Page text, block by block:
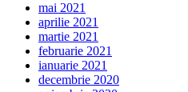
mai 2021
aprilie 2021
martie 2021
februarie 2021
ianuarie 2021
decembrie 2020